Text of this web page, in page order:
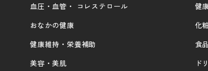
血圧・血管・ コレステロール
おなかの健康
健康維持・栄養補助
美容・美肌
健
化
食品
ド